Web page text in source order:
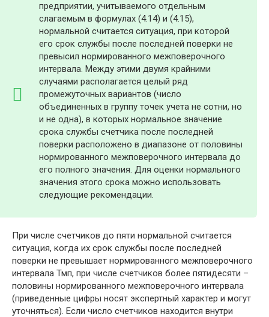
предприятии, учитываемого отдельным
слагаемым в формулах (4.14) и (4.15),
нормальной считается ситуация, при которой
его срок службы после последней поверки не
превысил нормированного межповерочного
интервала. Между этими двумя крайними
случаями располагается целый ряд
промежуточных вариантов (число
объединенных в группу точек учета не сотни, но
и не одна), в которых нормальное значение
срока службы счетчика после последней
поверки расположено в диапазоне от половины
нормированного межповерочного интервала до
его полного значения. Для оценки нормального
значения этого срока можно использовать
следующие рекомендации.
При числе счетчиков до пяти нормальной считается
ситуация, когда их срок службы после последней
поверки не превышает нормированного межповерочного
интервала Тмп, при числе счетчиков более пятидесяти –
половины нормированного межповерочного интервала
(приведенные цифры носят экспертный характер и могут
уточняться). Если число счетчиков находится внутри